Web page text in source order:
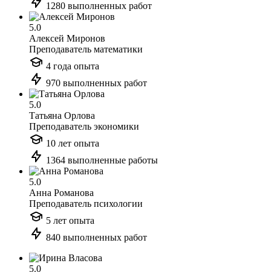
1280 выполненных работ
5.0
Алексей Миронов
Преподаватель математики
4 года опыта
970 выполненных работ
5.0
Татьяна Орлова
Преподаватель экономики
10 лет опыта
1364 выполненные работы
5.0
Анна Романова
Преподаватель психологии
5 лет опыта
840 выполненных работ
5.0